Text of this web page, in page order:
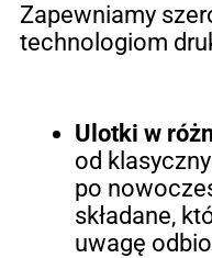
Zapewniamy
technologiom
Ulotki w
od
po
składane,
uwagę